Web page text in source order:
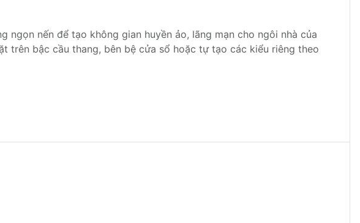
ngọn nến để tạo không gian huyền ảo, lãng mạn cho ngôi nhà của
trên bậc cầu thang, bên bệ cửa sổ hoặc tự tạo các kiểu riêng theo